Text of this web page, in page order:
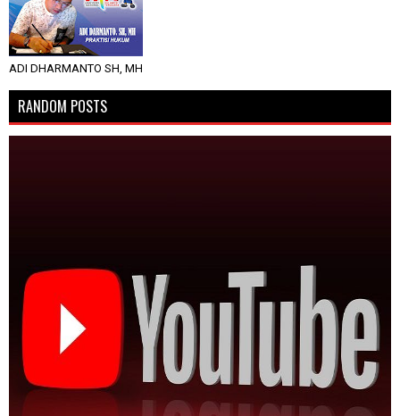
ADI DHARMANTO SH, MH
RANDOM POSTS